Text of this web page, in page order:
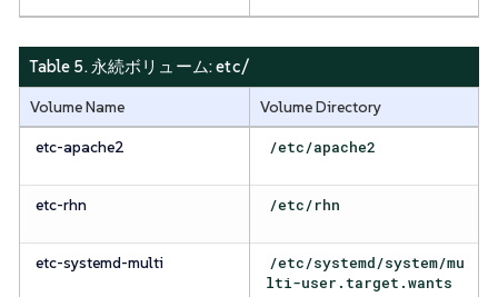
Table 5. 永続ボリューム:etc/
Volume Name
Volume Directory
etc-apache2
/etc/apache2
etc-rhn /etc/rhn
etc-systemd-multi
/etc/systemd/system/mu
lti-user.target.wants